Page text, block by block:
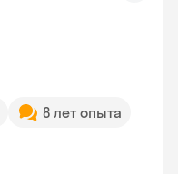
8 лет опыта